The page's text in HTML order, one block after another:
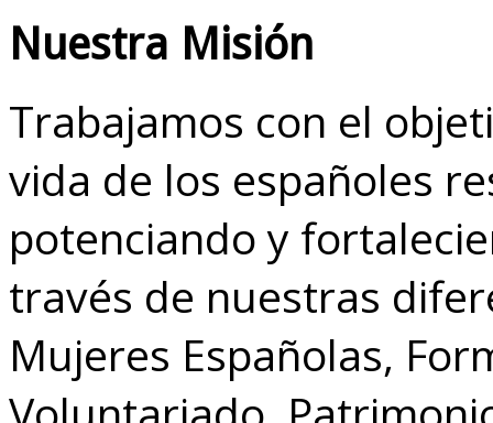
Nuestra Misión
Trabajamos con el
vida de los españoles
potenciando y
través de nuestras
Mujeres Españolas,